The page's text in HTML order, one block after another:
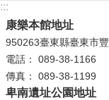
:::
康樂本館地址
950263臺東縣臺東市
電話： 089-38-1166
傳真： 089-38-1199
卑南遺址公園地址